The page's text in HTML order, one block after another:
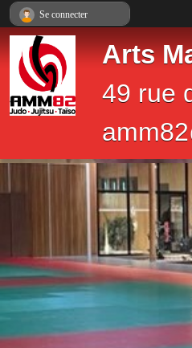
Arts
49 rue
Se connecter
Panneau de gestion des cookies